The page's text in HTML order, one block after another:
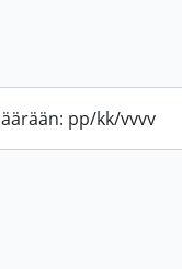
pp/kk/vvvv